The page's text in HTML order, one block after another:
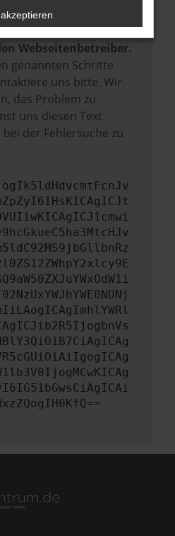
Funktionen nicht
Webseitenbetreiber.
genannten Schritte
uns bitte. Wir
das Problem zu
uns diesen Text
der Fehlersuche zu